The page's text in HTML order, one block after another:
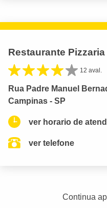
Restaurante
12 aval.
Rua Padre Manuel
Campinas - SP
ver horario de
ver telefone
Continua